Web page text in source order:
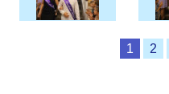
1 2